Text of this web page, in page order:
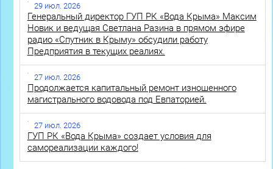
29 июл. 2026
Генеральный директор ГУП РК «Вода Крыма» Максим
Новик и ведущая Светлана Разина в прямом эфире
радио «Спутник в Крыму» обсудили работу
Предприятия в текущих реалиях.
27 июл. 2026
Продолжается капитальный ремонт изношенного
магистрального водовода под Евпаторией.
27 июл. 2026
ГУП РК «Вода Крыма» создает условия для
самореализации каждого!